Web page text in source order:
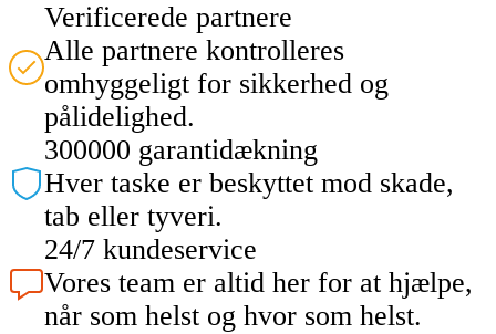
Verificerede partnere
Alle partnere kontrolleres
omhyggeligt for sikkerhed og
pålidelighed.
300000 garantidækning
Hver taske er beskyttet mod skade,
tab eller tyveri.
24/7 kundeservice
Vores team er altid her for at hjælpe,
når som helst og hvor som helst.